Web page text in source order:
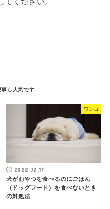
ワンコ
2022.02.17
犬がおやつを食べるのにごはん
（ドッグフード）を食べないとき
の対処法